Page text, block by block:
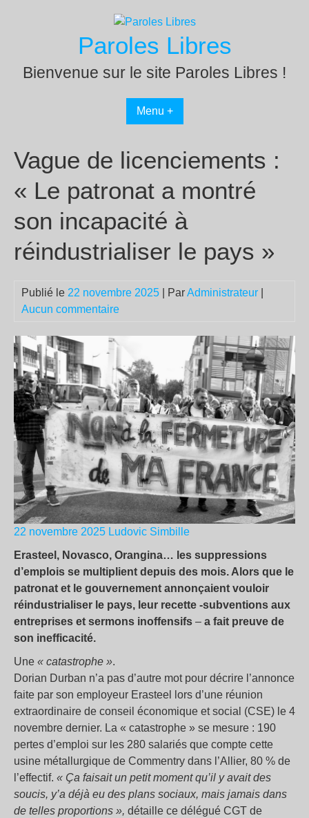
Paroles Libres
Bienvenue sur le site Paroles Libres !
Menu +
Vague de licenciements :
« Le patronat a montré
son incapacité à
réindustrialiser le pays »
Publié le 22 novembre 2025 | ParAdministrateur
Aucun commentaire
22 novembre 2025 Ludovic Simbille
Erasteel, Novasco, Orangina… les suppressions
d’emplois se multiplient depuis des mois. Alors que le
patronat et le gouvernement annonçaient vouloir
réindustrialiser le pays, leur recette -subventions aux
entreprises et sermons inoffensifs – a fait preuve de
son inefficacité.
Une « catastrophe ».
Dorian Durban n’a pas d’autre mot pour décrire l’annonce
faite par son employeur Erasteel lors d’une réunion
extraordinaire de conseil économique et social (CSE) le 4
novembre dernier. La « catastrophe » se mesure : 190
pertes d’emploi sur les 280 salariés que compte cette
usine métallurgique de Commentry dans l’Allier, 80 % de
l’effectif. « Ça faisait un petit moment qu’il y avait des
soucis, y’a déjà eu des plans sociaux, mais jamais dans
de telles proportions », détaille ce délégué CGT de